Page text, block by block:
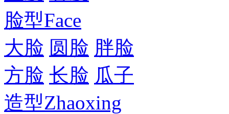
脸型Face
大脸 圆脸 胖脸
方脸 长脸 瓜子
造型Zhaoxing